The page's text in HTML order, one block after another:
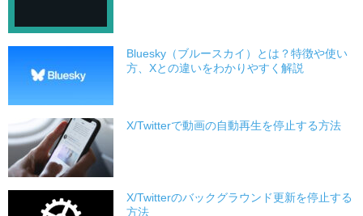
Bluesky（ブルースカイ）とは？特徴や使い
方、Xとの違いをわかりやすく解説
X/Twitterで動画の自動再生を停止する方法
X/Twitterのバックグラウンド更新を停止する
方法